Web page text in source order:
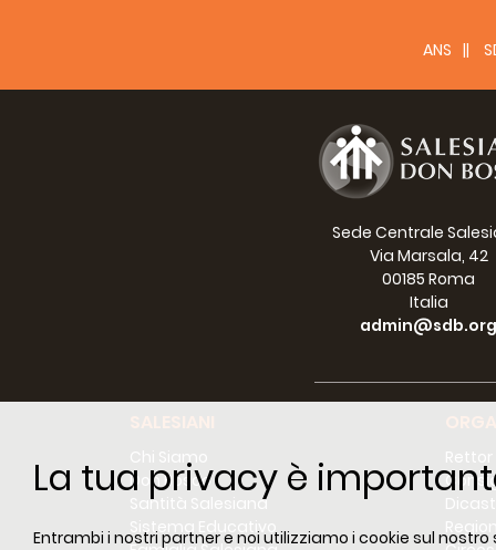
La tua privacy è
Entrambi i nostri partner e noi utilizziamo i cookie sul
ANS
Sede Centrale
Via Marsala, 42
00185 Roma
Italia
admin@sdb.org
Chi Siamo
Don Bosco
Santità Salesiana
Sistema Educativo
Regioni